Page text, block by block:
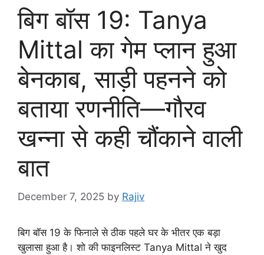
बिग बॉस 19: Tanya
Mittal का गेम प्लान हुआ
बेनकाब, साड़ी पहनने को
बताया रणनीति—गौरव
खन्ना से कही चौंकाने वाली
बात
December 7, 2025 by Rajiv
बिग बॉस 19 के फिनाले से ठीक पहले घर के भीतर एक बड़ा
खुलासा हुआ है। शो की फाइनलिस्ट Tanya Mittal ने खुद